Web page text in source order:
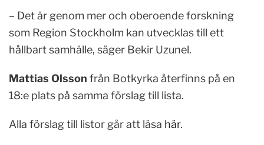
– Det är genom mer och oberoende forskning
som Region Stockholm kan utvecklas till ett
hållbart samhälle, säger Bekir Uzunel.
Mattias Olsson från Botkyrka återfinns på en
18:e plats på samma förslag till lista.
Alla förslag till listor går att läsa här.